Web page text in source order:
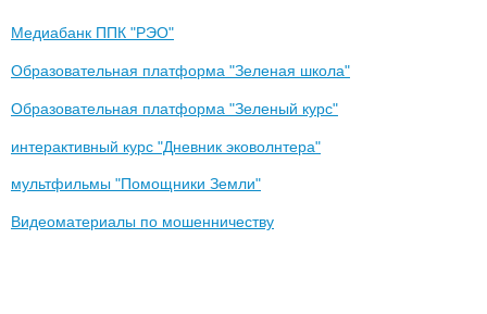
Медиабанк ППК "РЭО"
Образовательная платформа "Зеленая школа"
Образовательная платформа "Зеленый курс"
интерактивный курс "Дневник эковолнтера"
мультфильмы "Помощники Земли"
Видеоматериалы по мошенничеству